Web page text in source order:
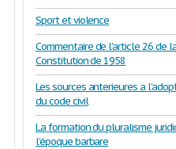
Sport et violence
Commentaire de l’article 26 de
Constitution de 1958
Les sources anterieures a
du code civil
La formation du pluralisme
l’époque barbare